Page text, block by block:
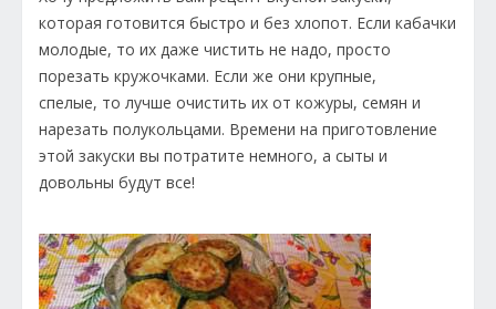
которая готовится быстро и без хлопот. Если кабачки
молодые, то их даже чистить не надо, просто
порезать кружочками. Если же они крупные,
спелые, то лучше очистить их от кожуры, семян и
нарезать полукольцами. Времени на приготовление
этой закуски вы потратите немного, а сыты и
довольны будут все!